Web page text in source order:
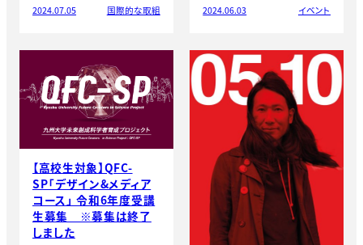
2024.07.05 国際的な取組 2024.06.03 イベント
【高校生対象】QFC-
SP「デザイン&メディア
コース」 令和6年度受講
生募集 ※募集は終了
しました